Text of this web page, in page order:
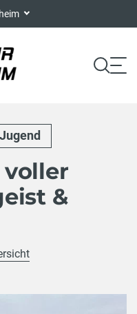
Jugend
voller
&